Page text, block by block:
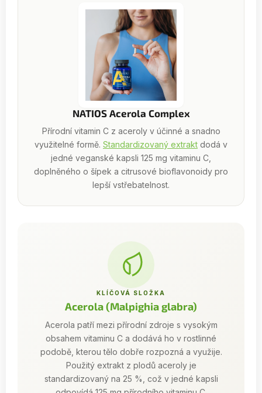
NATIOS Acerola Complex
Přírodní vitamin C z aceroly v účinné a snadno
využitelné formě. Standardizovaný extrakt dodá v
jedné veganské kapsli 125 mg vitaminu C,
doplněného o šípek a citrusové bioflavonoidy pro
lepší vstřebatelnost.
KLÍČOVÁ SLOŽKA
Acerola (Malpighia glabra)
Acerola patří mezi přírodní zdroje s vysokým
obsahem vitaminu C a dodává ho v rostlinné
podobě, kterou tělo dobře rozpozná a využije.
Použitý extrakt z plodů aceroly je
standardizovaný na 25 %, což v jedné kapsli